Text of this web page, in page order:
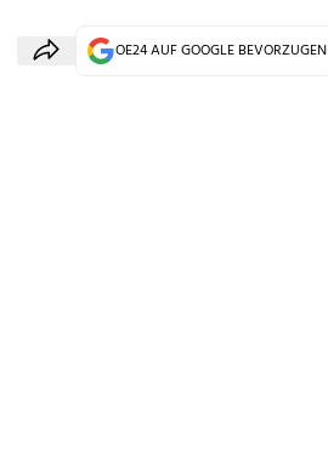
OE24 AUF GOOGLE BEVORZUGEN